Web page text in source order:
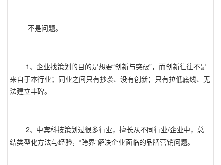
不是问题。
1、企业找策划的目的是想要“创新与突破”，而创新往往不是
来自于本行业；同业之间只有抄袭、没有创新；只有拉低底线、无
法建立丰碑。
2、中宾科技策划过很多行业，擅长从不同行业/企业中，总
结类型化方法与经验，“跨界”解决企业面临的品牌营销问题。